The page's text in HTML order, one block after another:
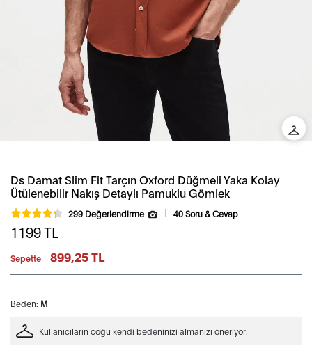
Ds Damat Slim Fit Tarçın Oxford Düğmeli Yaka Kolay
Ütülenebilir Nakış Detaylı Pamuklu Gömlek
299 Değerlendirme 40 Soru & Cevap
1199TL
Sepette 899,25 TL
Beden: M
Kullanıcıların çoğu kendi bedeninizi almanızı öneriyor.